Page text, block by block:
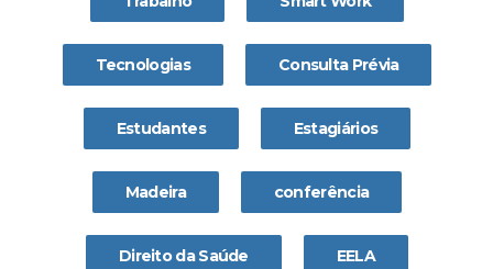
Tecnologias Consulta Prévia
Estudantes Estagiários
Madeira conferência
Direito da Saúde EELA